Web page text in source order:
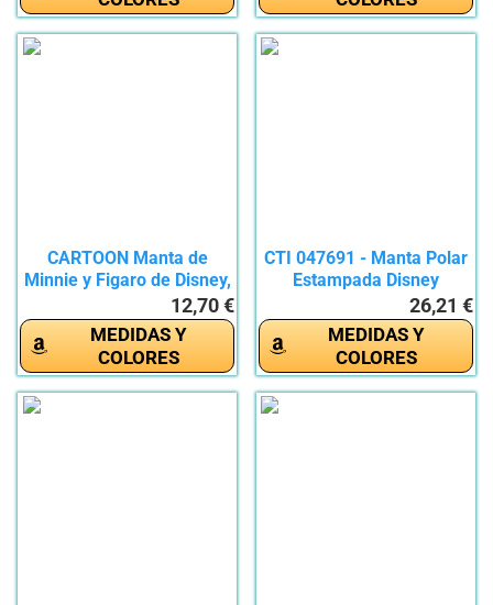
CARTOON Manta de
Minnie y Figaro de Disney,
12,70 €
MEDIDAS Y
COLORES
CTI 047691 - Manta Polar
Estampada Disney
26,21 €
MEDIDAS Y
COLORES